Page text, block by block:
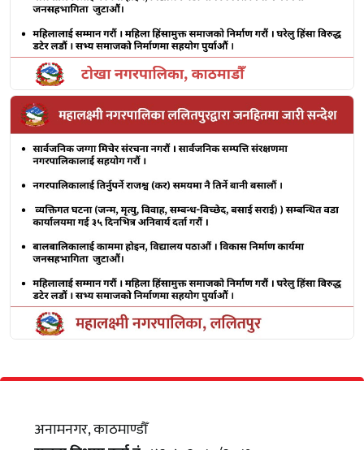
अनामनगर, काठमाण्डौँ